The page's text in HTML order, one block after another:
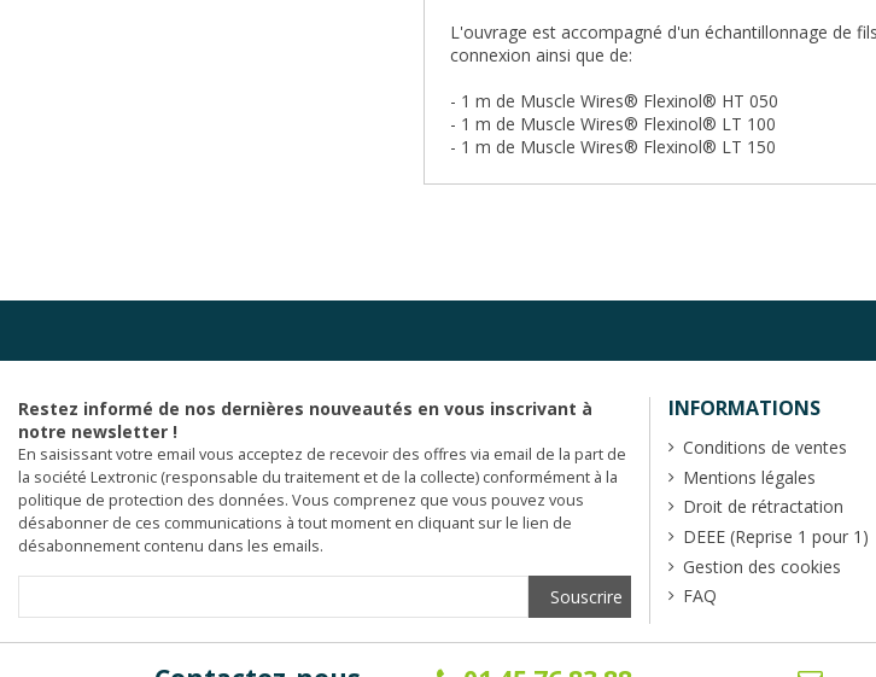
L'ouvrage est accompagné d'un échantillonnage de
connexion ainsi que de:
- 1 m de Muscle Wires® Flexinol® HT 050
- 1 m de Muscle Wires® Flexinol® LT 100
- 1 m de Muscle Wires® Flexinol® LT 150
Restez informé de nos dernières nouveautés en vous inscrivant à
notre newsletter !
En saisissant votre email vous acceptez de recevoir des offres via email de la part de
la société Lextronic (responsable du traitement et de la collecte) conformément à la
politique de protection des données. Vous comprenez que vous pouvez vous
désabonner de ces communications à tout moment en cliquant sur le lien de
désabonnement contenu dans les emails.
INFORMATIONS
Conditions de ventes
Mentions légales
Droit de rétractation
DEEE (Reprise 1 pour 1)
Gestion des cookies
FAQ